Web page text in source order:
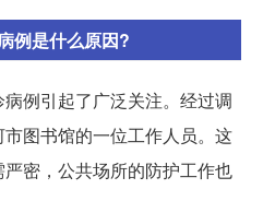
例是什么原因?
例引起了广泛关注。经过调
图书馆的一位工作人员。这
密，公共场所的防护工作也